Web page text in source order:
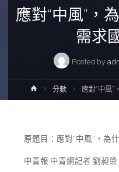
應對“中風”，
需求
Posted by
Home分數 應對“中風”
原題目：應對“中風”，為
中青報·中青網記者 劉昶榮